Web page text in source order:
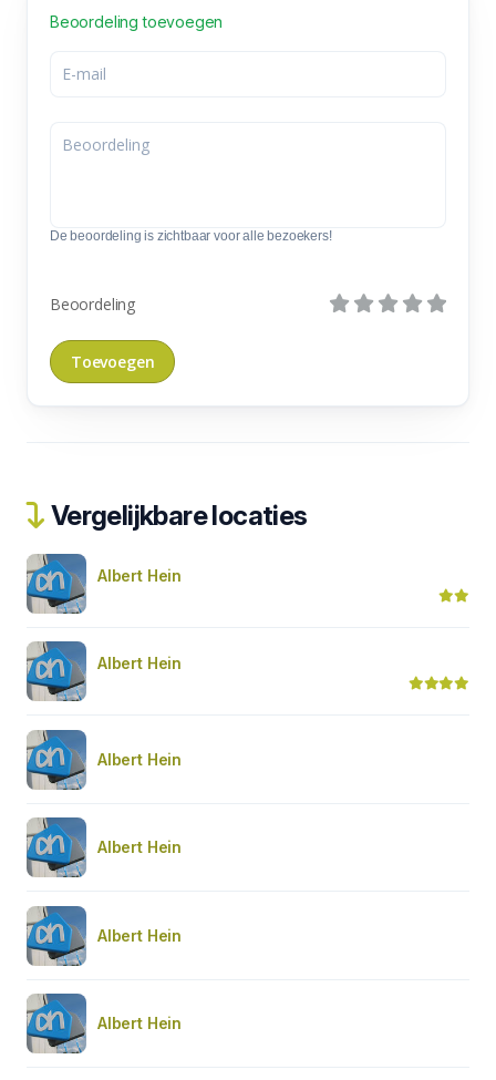
Beoordeling toevoegen
De beoordeling is zichtbaar voor alle bezoekers!
Beoordeling
Vergelijkbare locaties
Albert Hein
Albert Hein
Albert Hein
Albert Hein
Albert Hein
Albert Hein